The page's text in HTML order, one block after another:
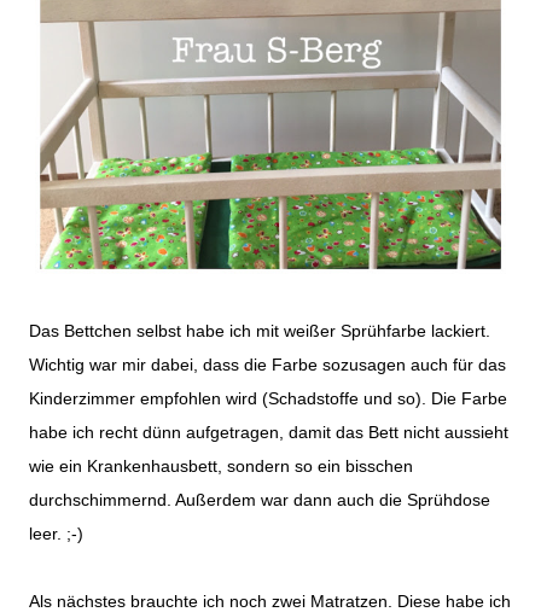
Das Bettchen selbst habe ich mit weißer Sprühfarbe lackiert.
Wichtig war mir dabei, dass die Farbe sozusagen auch für das
Kinderzimmer empfohlen wird (Schadstoffe und so). Die Farbe
habe ich recht dünn aufgetragen, damit das Bett nicht aussieht
wie ein Krankenhausbett, sondern so ein bisschen
durchschimmernd. Außerdem war dann auch die Sprühdose
leer. ;-)
Als nächstes brauchte ich noch zwei Matratzen. Diese habe ich